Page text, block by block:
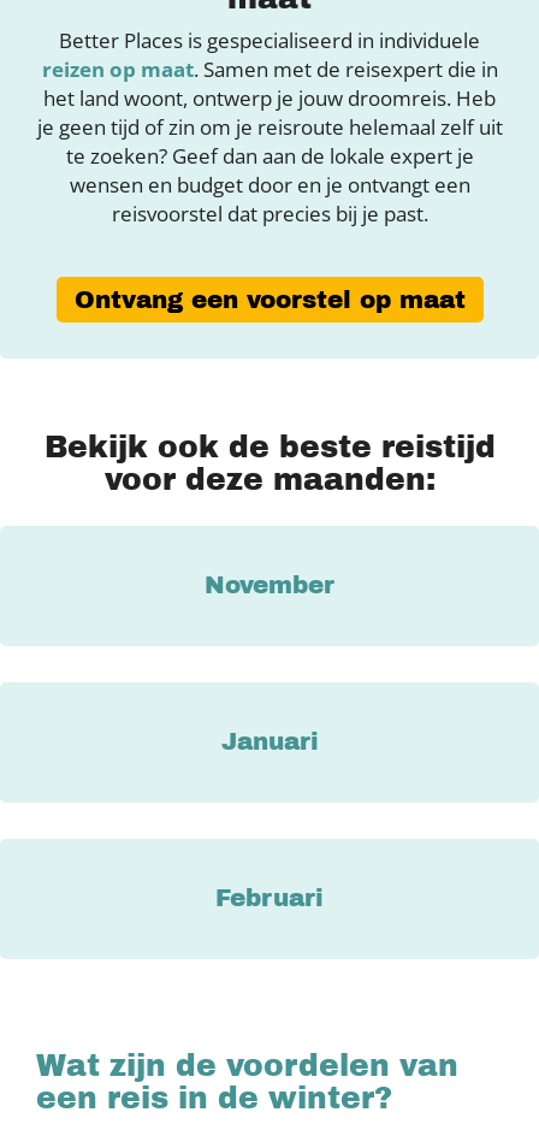
Better Places is gespecialiseerd in individuele
reizen op maat. Samen met de reisexpert die in
het land woont, ontwerp je jouw droomreis. Heb
je geen tijd of zin om je reisroute helemaal zelf uit
te zoeken? Geef dan aan de lokale expert je
wensen en budget door en je ontvangt een
reisvoorstel dat precies bij je past.
Ontvang een voorstel op maat
Bekijk ook de beste reistijd
voor deze maanden:
November
Januari
Februari
Wat zijn de voordelen van
een reis in de winter?